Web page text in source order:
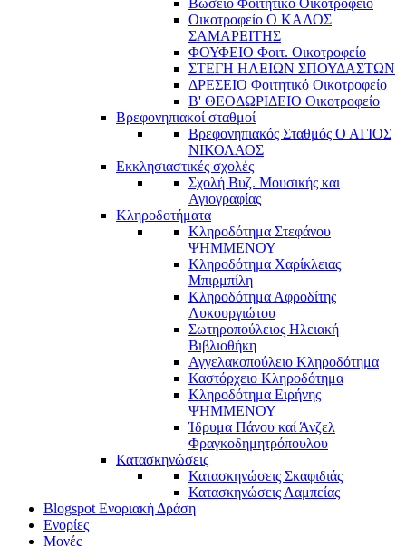
Οικοτροφείο Ο ΚΑΛΟΣ
ΣΑΜΑΡΕΙΤΗΣ
ΦΟΥΦΕΙΟ Φοιτ. Οικοτροφείο
ΣΤΕΓΗ ΗΛΕΙΩΝ ΣΠΟΥΔΑΣΤΩΝ
ΔΡΕΣΕΙΟ Φοιτητικό Οικοτροφείο
Β' ΘΕΟΔΩΡΙΔΕΙΟ Οικοτροφείο
Βρεφονηπιακοί σταθμοί
Βρεφονηπιακός Σταθμός Ο ΑΓΙΟΣ
ΝΙΚΟΛΑΟΣ
Εκκλησιαστικές σχολές
Σχολή Βυζ. Μουσικής και
Αγιογραφίας
Κληροδοτήματα
Κληροδότημα Στεφάνου
ΨΗΜΜΕΝΟΥ
Κληροδότημα Χαρίκλειας
Μπιρμπίλη
Κληροδότημα Αφροδίτης
Λυκουργιώτου
Σωτηροπούλειος Ηλειακή
Βιβλιοθήκη
Αγγελακοπούλειο Κληροδότημα
Καστόρχειο Κληροδότημα
Κληροδότημα Ειρήνης
ΨΗΜΜΕΝΟΥ
Ίδρυμα Πάνου καί Άνζελ
Φραγκοδημητρόπουλου
Κατασκηνώσεις
Κατασκηνώσεις Σκαφιδιάς
Κατασκηνώσεις Λαμπείας
Blogspot Ενοριακή Δράση
Ενορίες
Μονές